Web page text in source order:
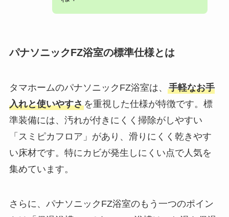
パナソニックFZ浴室の標準仕様とは
タマホームのパナソニックFZ浴室は、 手軽なお手
入れと使いやすさを重視した仕様が特徴です。標
準装備には、汚れが付きにくく掃除がしやすい
「スミピカフロア」があり、滑りにくく乾きやす
い床材です。特にカビが発生しにくい点で人気を
集めています。
さらに、パナソニックFZ浴室のもう一つのポイン